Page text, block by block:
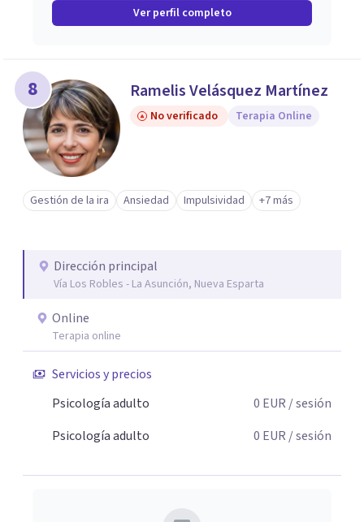
Ver perfil completo
8 Ramelis Velásquez Martínez
No verificado Terapia Online
Gestión de la ira Ansiedad Impulsividad +7 más
Dirección principal
Vía Los Robles - La Asunción, Nueva Esparta
Online
Terapia online
Servicios y precios
Psicología adulto
0 EUR / sesión
Psicología adulto
0 EUR / sesión